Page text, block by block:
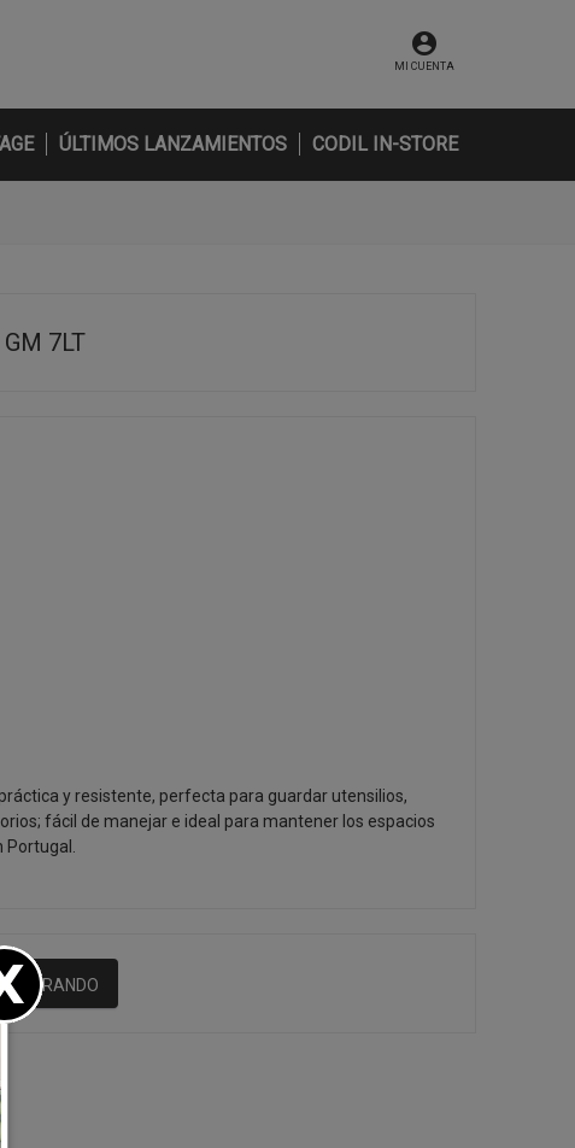
MI CUENTA
ÚLTIMOS LANZAMIENTOS CODIL IN-STORE
7LT
y resistente, perfecta para guardar utensilios,
fácil de manejar e ideal para mantener los espacios